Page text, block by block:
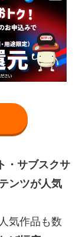
・サブスクサ
ンツが人気
気作品も数